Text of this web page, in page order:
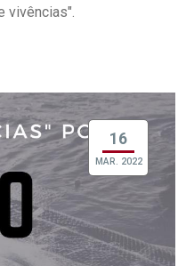
vivências".
16
MAR. 2022